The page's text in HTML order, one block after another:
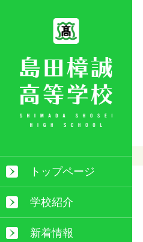
トップページ
学校紹介
新着情報